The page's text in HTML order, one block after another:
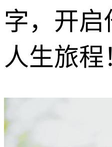
字，开启
人生旅程